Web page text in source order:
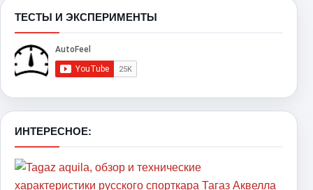
ТЕСТЫ И ЭКСПЕРИМЕНТЫ
ИНТЕРЕСНОЕ: